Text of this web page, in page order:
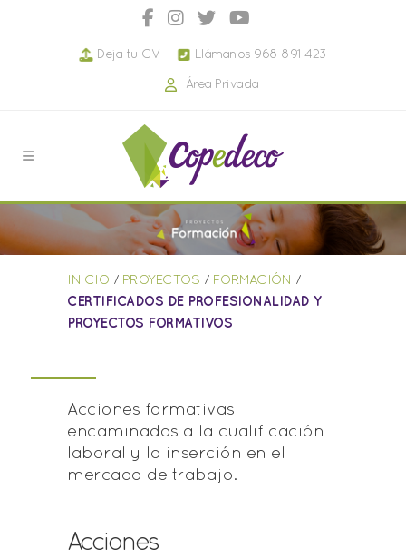
Deja tu CV Llámanos 968 891 423
Área Privada
INICIO / PROYECTOS / FORMACIÓN /
CERTIFICADOS DE PROFESIONALIDAD Y
PROYECTOS FORMATIVOS
Acciones formativas
encaminadas a la cualificación
laboral y la inserción en el
mercado de trabajo.
Acciones